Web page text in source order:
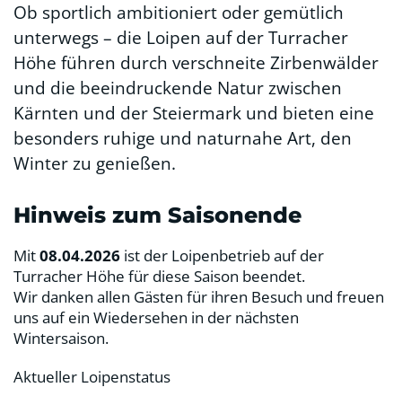
Ob sportlich ambitioniert oder gemütlich
unterwegs – die Loipen auf der Turracher
Höhe führen durch verschneite Zirbenwälder
und die beeindruckende Natur zwischen
Kärnten und der Steiermark und bieten eine
besonders ruhige und naturnahe Art, den
Winter zu genießen.
Hinweis zum Saisonende
Mit08.04.2026 ist der Loipenbetrieb auf der
Turracher Höhe für diese Saison beendet.
Wir danken allen Gästen für ihren Besuch und freuen
uns auf ein Wiedersehen in der nächsten
Wintersaison.
Aktueller Loipenstatus